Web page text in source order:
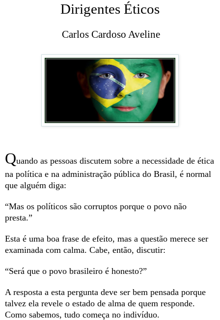
Dirigentes Éticos
Carlos Cardoso Aveline
Quando as pessoas discutem sobre a necessidade de ética
na política e na administração pública do Brasil, é normal
que alguém diga:
“Mas os políticos são corruptos porque o povo não
presta.”
Esta é uma boa frase de efeito, mas a questão merece ser
examinada com calma. Cabe, então, discutir:
“Será que o povo brasileiro é honesto?”
A resposta a esta pergunta deve ser bem pensada porque
talvez ela revele o estado de alma de quem responde.
Como sabemos, tudo começa no indivíduo.